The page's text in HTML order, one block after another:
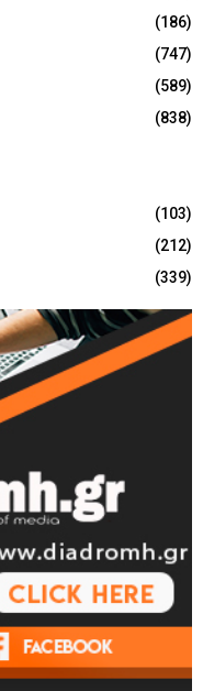
(186)
(747)
(589)
(838)
(103)
(212)
(339)